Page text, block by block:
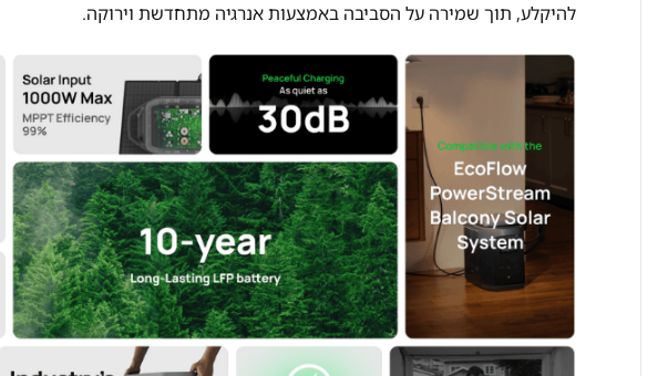
להיקלע, תוך שמירה על הסביבה באמצעות אנרגיה מתחדשת וירוקה.